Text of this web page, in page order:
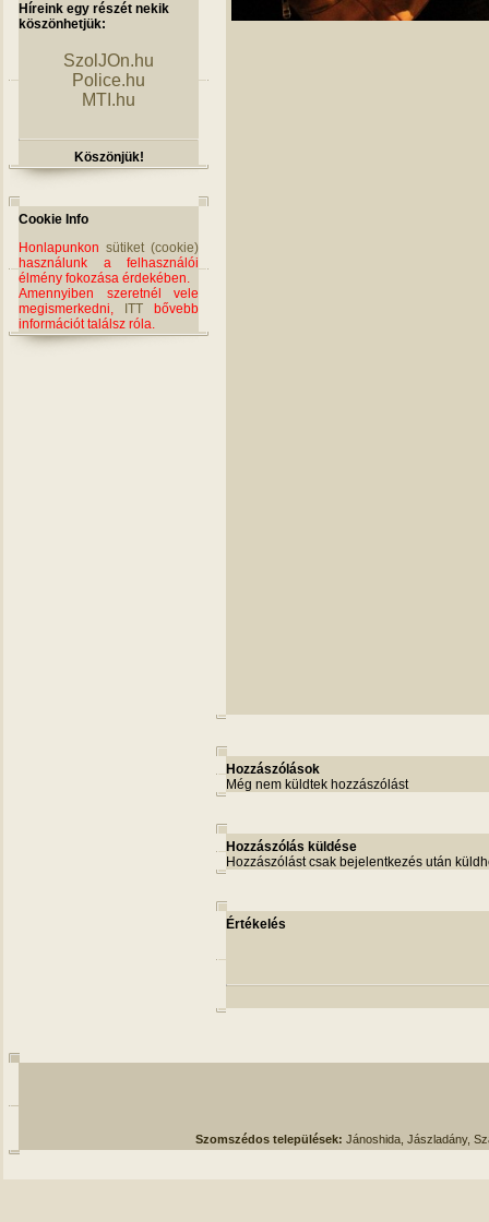
Híreink egy részét nekik
köszönhetjük:
SzolJOn.hu
Police.hu
MTI.hu
Köszönjük!
Cookie Info
Honlapunkon sütiket (cookie)
használunk a felhasználói
élmény fokozása érdekében.
Amennyiben szeretnél vele
megismerkedni,
ITT bővebb
információt találsz róla.
Hozzászólások
Még nem küldtek hozzászólást
Hozzászólás küldése
Hozzászólást csak bejelentkezés után
Értékelés
Szomszédos települések: Jánoshida, Jászladány,